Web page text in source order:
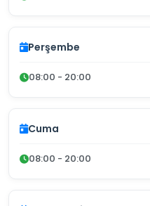
Perşembe
08:00 - 20:00
Cuma
08:00 - 20:00